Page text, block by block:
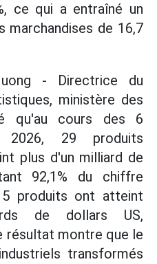
ce qui a entraîné un
de 16,7
- Directrice du
ministère des
qu'au cours des 6
29 produits
plus d'un milliard de
92,1% du chiffre
produits ont atteint
de dollars US,
résultat montre que le
transformés